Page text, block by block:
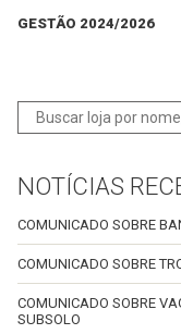
GESTÃO 2024/2026
NOTÍCIAS
COMUNICADO SOBRE
COMUNICADO SOBRE
COMUNICADO SOBRE
SUBSOLO